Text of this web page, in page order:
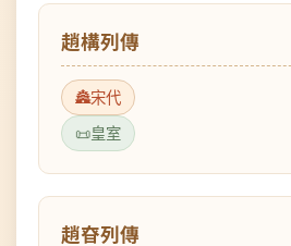
宋代
皇室
趙昚列傳
宋代